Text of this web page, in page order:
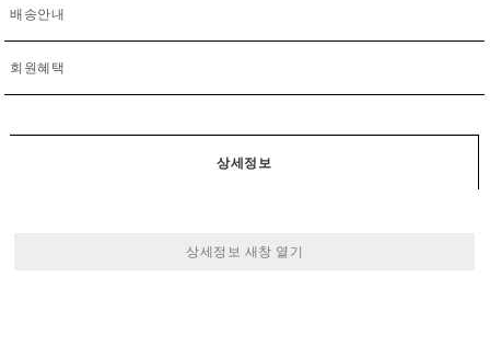
배송안내
회원혜택
상세정보
상세정보 새창 열기